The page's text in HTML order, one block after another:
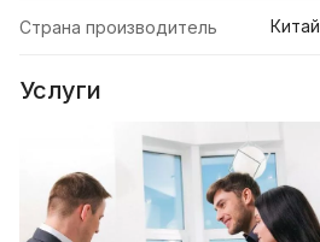
Страна производитель Китай
Услуги